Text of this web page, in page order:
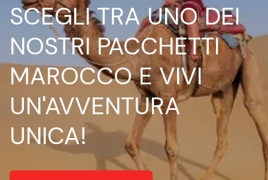
SCEGLI TRA UNO DEI
NOSTRI PACCHETTI
MAROCCO E VIVI
UN'AVVENTURA
UNICA!